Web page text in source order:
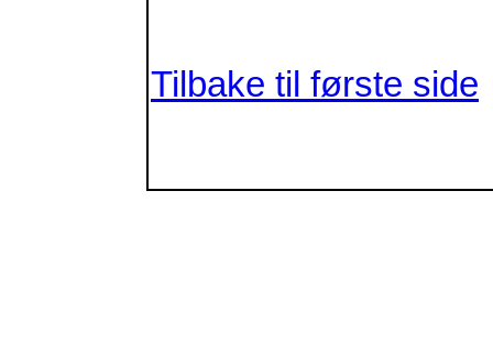
Tilbake til første side